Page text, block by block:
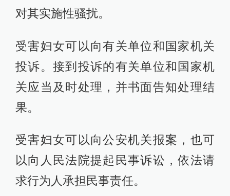
对其实施性骚扰。
受害妇女可以向有关单位和国家机关
投诉。接到投诉的有关单位和国家机
关应当及时处理，并书面告知处理结
果。
受害妇女可以向公安机关报案，也可
以向人民法院提起民事诉讼，依法请
求行为人承担民事责任。